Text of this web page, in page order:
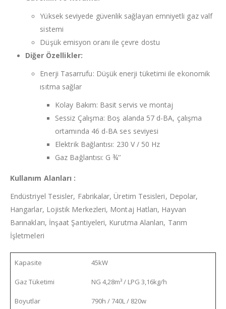
Yüksek seviyede güvenlik sağlayan emniyetli gaz valf
sistemi
Düşük emisyon oranı ile çevre dostu
Diğer Özellikler:
Enerji Tasarrufu: Düşük enerji tüketimi ile ekonomik
ısıtma sağlar
Kolay Bakım: Basit servis ve montaj
Sessiz Çalışma: Boş alanda 57 d-BA, çalışma
ortamında 46 d-BA ses seviyesi
Elektrik Bağlantısı: 230 V / 50 Hz
Gaz Bağlantısı: G ¾’’
Kullanım Alanları :
Endüstriyel Tesisler, Fabrikalar, Üretim Tesisleri, Depolar,
Hangarlar, Lojistik Merkezleri, Montaj Hatları, Hayvan
Barınakları, İnşaat Şantiyeleri, Kurutma Alanları, Tarım
İşletmeleri
Kapasite 45kW
Gaz Tüketimi NG 4,28m³ / LPG 3,16kg/h
Boyutlar 790h / 740L / 820w